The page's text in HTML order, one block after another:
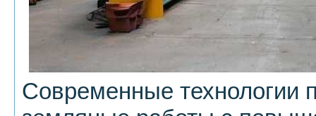
Современные технологии